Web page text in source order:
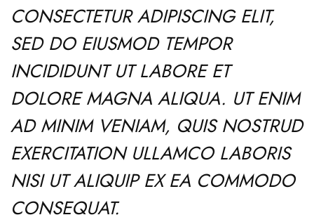
CONSECTETUR ADIPISCING ELIT,
SED DO EIUSMOD TEMPOR
INCIDIDUNT UT LABORE ET
DOLORE MAGNA ALIQUA. UT ENIM
AD MINIM VENIAM, QUIS NOSTRUD
EXERCITATION ULLAMCO LABORIS
NISI UT ALIQUIP EX EA COMMODO
CONSEQUAT.